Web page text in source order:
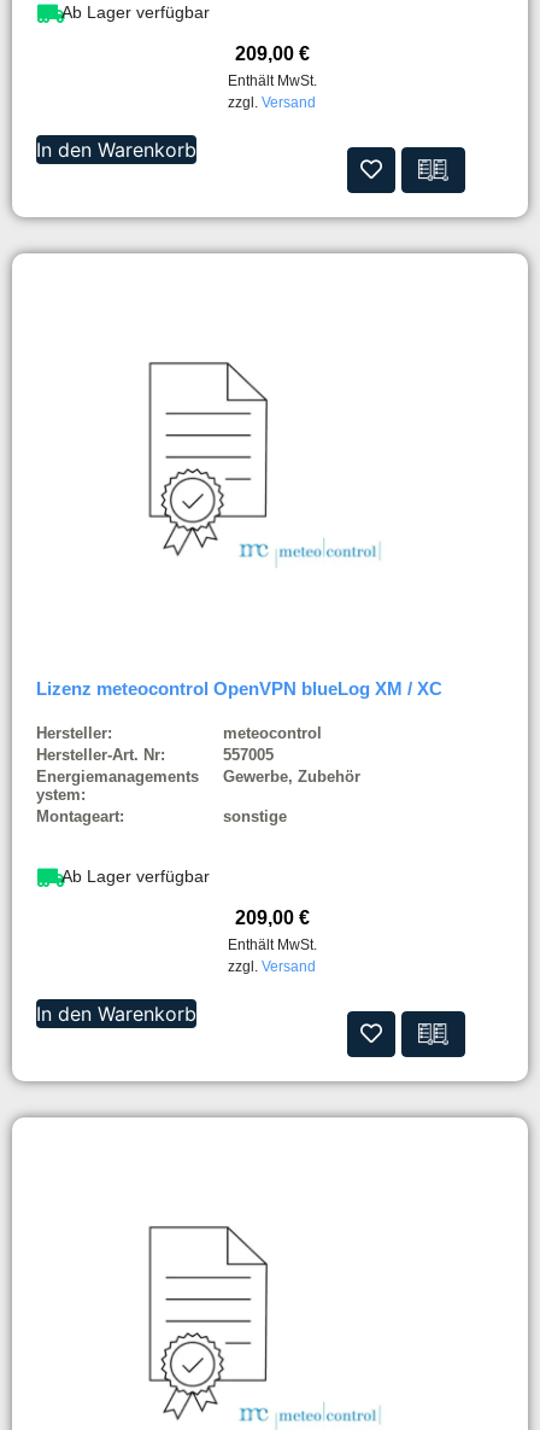
Ab Lager verfügbar
209,00 €
Enthält MwSt.
zzgl. Versand
In den Warenkorb
Lizenz meteocontrol OpenVPN blueLog XM / XC
Hersteller:
meteocontrol
Hersteller-Art. Nr:
557005
Energiemanagements
ystem:
Gewerbe, Zubehör
Montageart: sonstige
Ab Lager verfügbar
209,00 €
Enthält MwSt.
zzgl. Versand
In den Warenkorb